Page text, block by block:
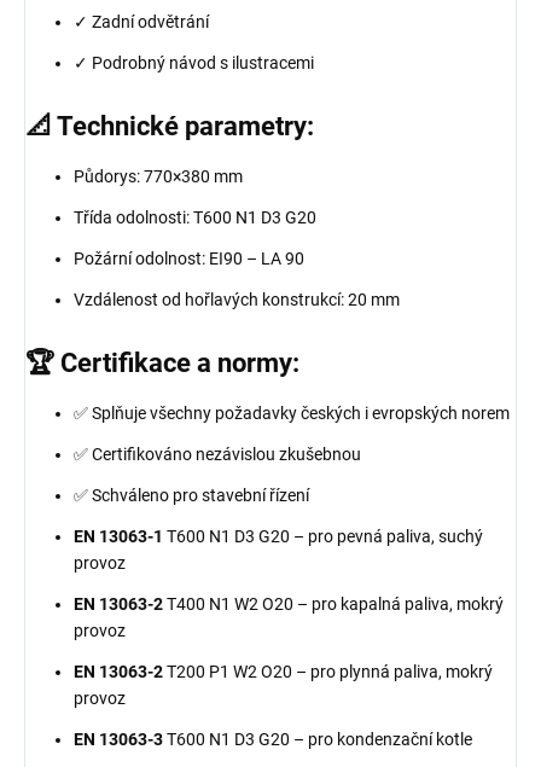
✓ Zadní odvětrání
✓ Podrobný návod s ilustracemi
📐 Technické parametry:
Půdorys: 770×380 mm
Třída odolnosti: T600 N1 D3 G20
Požární odolnost: EI90 – LA 90
Vzdálenost od hořlavých konstrukcí: 20 mm
🏆 Certifikace a normy:
✅ Splňuje všechny požadavky českých i evropských norem
✅ Certifikováno nezávislou zkušebnou
✅ Schváleno pro stavební řízení
EN 13063-1 T600 N1 D3 G20 – pro pevná paliva, suchý
provoz
EN 13063-2T400 N1 W2 O20 – pro kapalná paliva, mokrý
provoz
EN 13063-2T200 P1 W2 O20 – pro plynná paliva, mokrý
provoz
EN 13063-3T600 N1 D3 G20 – pro kondenzační kotle